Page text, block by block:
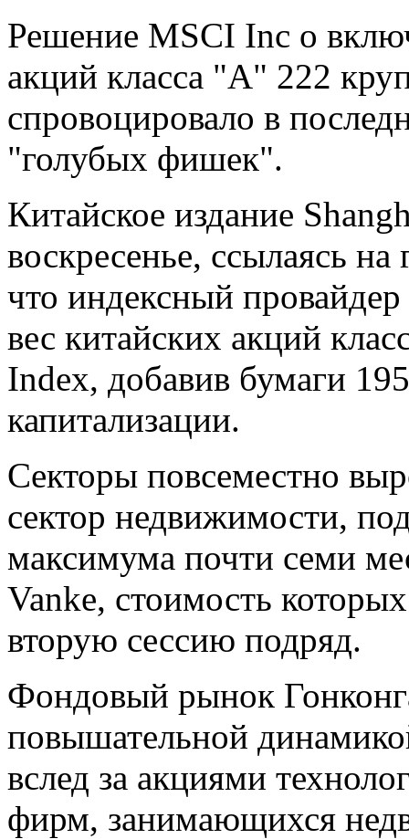
Решение MSCI Inc о
акций класса "А" 222
спровоцировало в
"голубых фишек".
Китайское издание
воскресенье, ссылаясь
что индексный
вес китайских акций
Index, добавив бумаги
капитализации.
Секторы повсеместно
сектор недвижимости,
максимума почти семи
Vanke, стоимость
вторую сессию подряд.
Фондовый рынок
повышательной
вслед за акциями
фирм, занимающихся